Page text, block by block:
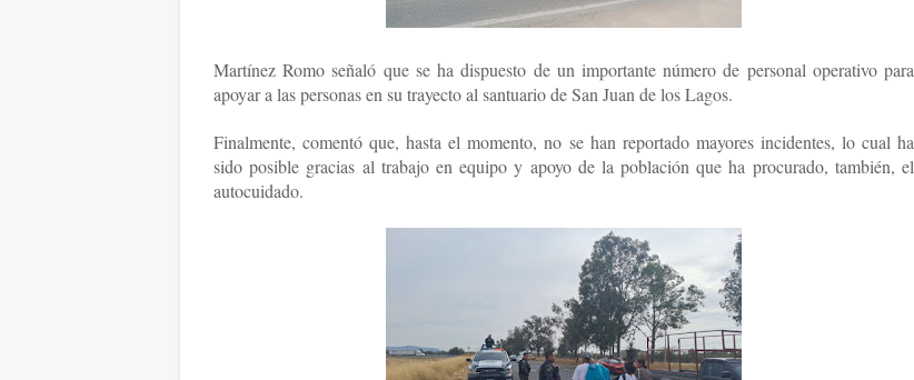
Martínez Romo señaló que se ha dispuesto de un importante número de personal operativo para
apoyar a las personas en su trayecto al santuario de San Juan de los Lagos.
Finalmente, comentó que, hasta el momento, no se han reportado mayores incidentes, lo cual ha
sido posible gracias al trabajo en equipo y apoyo de la población que ha procurado, también, el
autocuidado.